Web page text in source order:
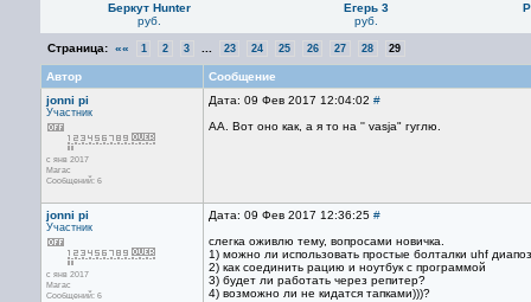
Беркут Hunter
руб.
Егерь 3
руб.
Страница: «« 1 2 3 23 24 25 26 27 28 29
Автор
Сообщение
jonni pi
Участник
с янв 2017
Магас
Сообщений: 6
Дата: 09 Фев 2017 12:04:02 #
АА. Вот оно как, а я то на '' vasja" гуглю.
jonni pi
Участник
с янв 2017
Магас
Сообщений: 6
Дата: 09 Фев 2017 12:36:25 #
слегка оживлю тему, вопросами новичка.
1) можно ли использовать простые болталки uhf
2) как соединить рацию и ноутбук с программой
3) будет ли работать через репитер?
4) возможно ли не кидатся тапками)))?